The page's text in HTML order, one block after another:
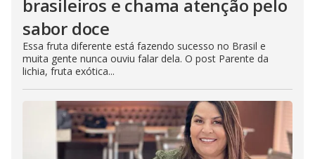
brasileiros e chama atenção pelo
sabor doce
Essa fruta diferente está fazendo sucesso no Brasil e
muita gente nunca ouviu falar dela. O post Parente da
lichia, fruta exótica...